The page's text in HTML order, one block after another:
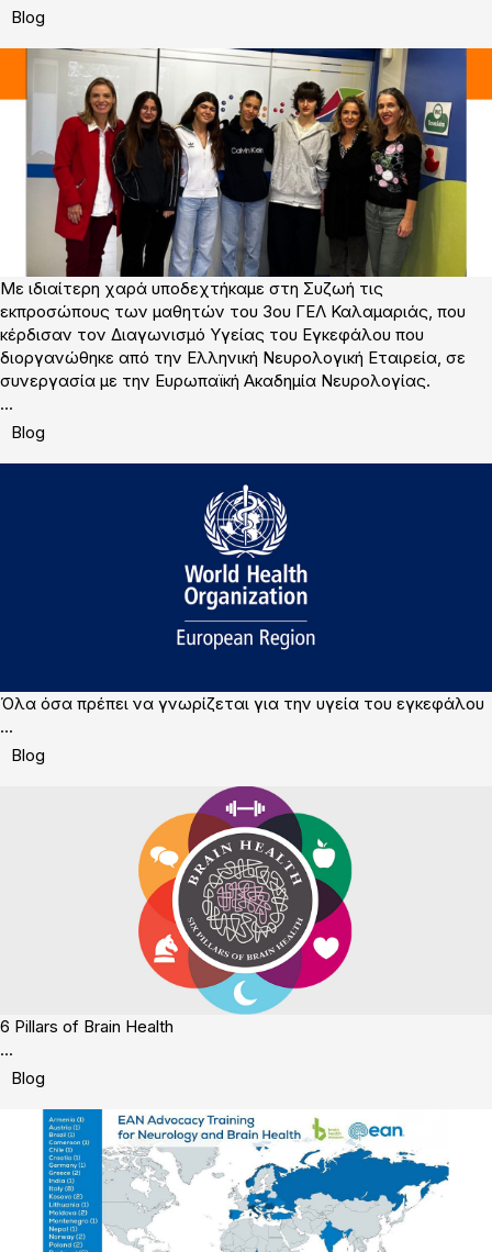
Blog
Με ιδιαίτερη χαρά υποδεχτήκαμε στη Συζωή τις
εκπροσώπους των μαθητών του 3ου ΓΕΛ Καλαμαριάς, που
κέρδισαν τον Διαγωνισμό Υγείας του Εγκεφάλου που
διοργανώθηκε από την Ελληνική Νευρολογική Εταιρεία, σε
συνεργασία με την Ευρωπαϊκή Ακαδημία Νευρολογίας.
...
Blog
Όλα όσα πρέπει να γνωρίζεται για την υγεία του εγκεφάλου
...
Blog
6 Pillars of Brain Health
...
Blog